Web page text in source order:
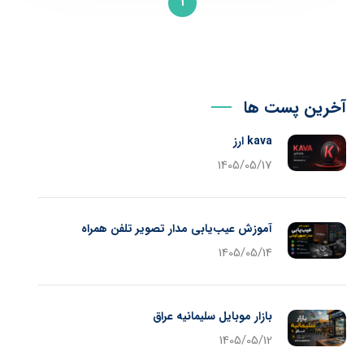
آخرین پست ها
kava ارز
1405/05/17
آموزش عیب‌یابی مدار تصویر تلفن همراه
1405/05/14
بازار موبایل سلیمانیه عراق
1405/05/12